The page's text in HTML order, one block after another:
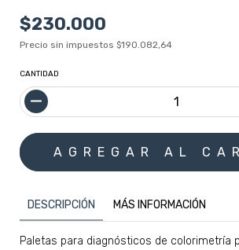
$230.000
Precio sin impuestos $190.082,64
CANTIDAD
DESCRIPCIÓN MÁS INFORMACIÓN
Paletas para diagnósticos de colorimetría